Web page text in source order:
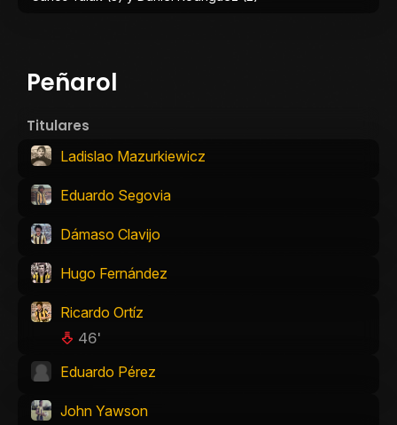
Peñarol
Titulares
Ladislao Mazurkiewicz
Eduardo Segovia
Dámaso Clavijo
Hugo Fernández
Ricardo Ortíz
46'
Eduardo Pérez
John Yawson